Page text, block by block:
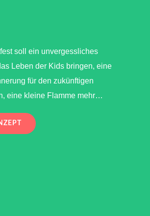
soll ein unvergessliches
Leben der Kids bringen, eine
für den zukünftigen
eine kleine Flamme mehr…